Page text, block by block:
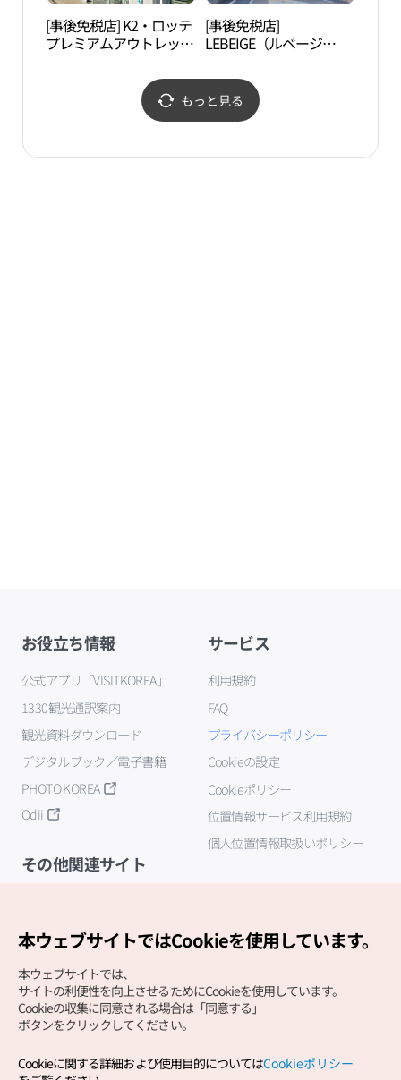
[事後免税店] K2・ロッテ
プレミアムアウトレット
데프리미엄아울렛 김해
[事後免税店]
LEBEIGE（ルベージ
アウトレットキムヘ（金
海）店(르베이지 롯데프
리미엄아울렛 김해점)
もっと見る
お役立ち情報
公式アプリ「VISITKOREA」
1330観光通訳案内
観光資料ダウンロード
デジタルブック／電子書籍
PHOTO KOREA
Odii
サービス
利用規約
FAQ
プライバシーポリシー
Cookieの設定
Cookieポリシー
位置情報サービス利用規約
個人位置情報取扱いポリシー
その他関連サイト
Copyright (c) Korea Tourism Organization All Rights
本ウェブサイトではCookieを使用しています。
本ウェブサイトでは、
サイトの利便性を向上させるためにCookieを使用しています。
Cookieの収集に同意される場合は「同意する」
ボタンをクリックしてください。
Cookieに関する詳細および使用目的についてはCookieポリシー